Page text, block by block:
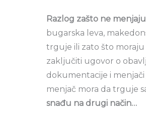
Razlog zašto ne
bugarska leva,
trguje ili zato što moraju
zaključiti ugovor o
dokumentacije i
menjač mora da trguje
snađu na drugi način…